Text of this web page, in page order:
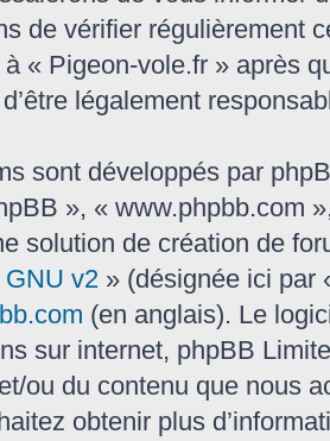
de vérifier régulièrement
« Pigeon-vole.fr » après
légalement
sont développés par
», « www.phpbb.com
solution de création de
GNU v2 » (désignée ici par
(en anglais). Le
sur internet, phpBB
ou du contenu que nous
obtenir plus